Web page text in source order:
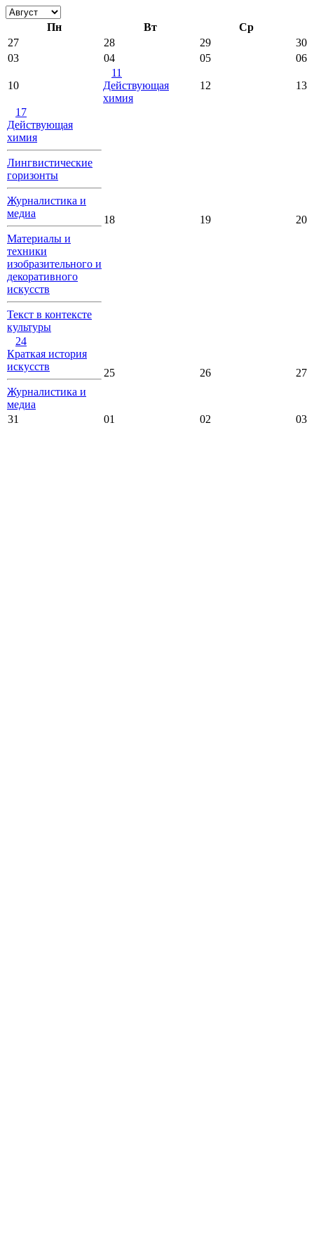
Пн Вт
Ср
27
28 29
30
03
04 05 06
10
11
Действующая
химия
12 13
17
Действующая
химия
Лингвистические
горизонты
Журналистика и
медиа
Материалы и
техники
изобразительного и
декоративного
искусств
Текст в контексте
культуры
18 19 20
24
Краткая история
искусств
Журналистика и
медиа
25 26 27
31 01 02 03